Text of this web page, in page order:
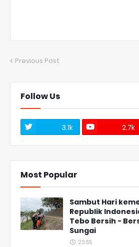
Previous Post
Follow Us
3.1k 2.7k
Most Popular
Sambut Hari
Republik
Tebo Bersih -
Sungai
23:55